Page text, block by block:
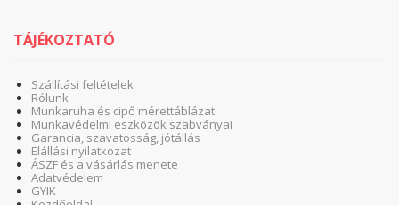
TÁJÉKOZTATÓ
Szállítási feltételek
Rólunk
Munkaruha és cipő mérettáblázat
Munkavédelmi eszközök szabványai
Garancia, szavatosság, jótállás
Elállási nyilatkozat
ÁSZF és a vásárlás menete
Adatvédelem
GYIK